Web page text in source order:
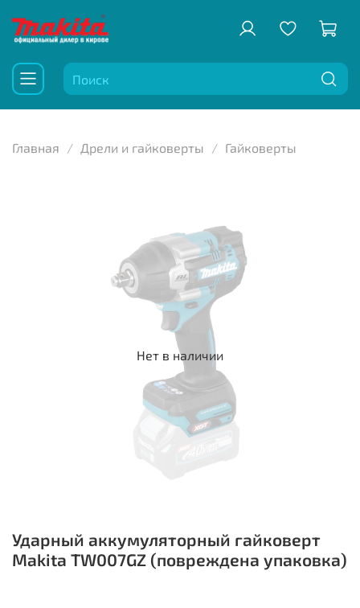
Главная Дрели и гайковерты Гайковерты
Нет в наличии
Ударный аккумуляторный гайковерт
Makita TW007GZ (повреждена упаковка)